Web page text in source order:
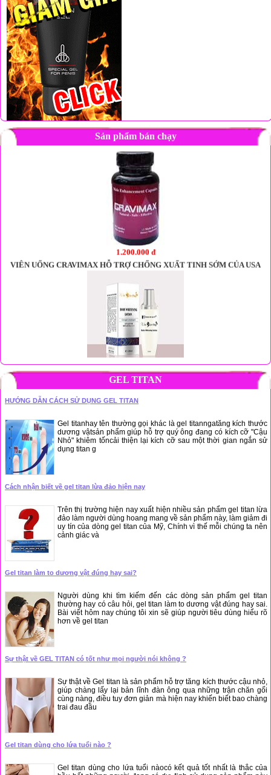
Sản phẩm bán chạy
1.200.000 đ
VIÊN UỐNG CRAVIMAX HỖ TRỢ CHỐNG XUẤT TINH SỚM CỦA USA
480.000 đ
Kem dưỡng trắng da toàn thân ban ngày Korian Beauty - Win’skin Day
GEL TITAN
HƯỚNG DẪN CÁCH SỬ DỤNG GEL TITAN
Gel titanhay tên thường gọi khác là gel titanngatăng kích thước
dương vậtsản phẩm giúp hỗ trợ quý ông đang có kích cỡ "Cậu
Nhỏ" khiêm tốncải thiện lại kích cỡ sau một thời gian ngắn sử
dụng titan g
Cách nhận biết về gel titan lừa đảo hiện nay
Trên thị trường hiện nay xuất hiện nhiều sản phẩm gel titan lừa
đảo làm người dùng hoang mang về sản phẩm này, làm giảm đi
uy tín của dòng gel titan của Mỹ, Chính vì thế mỗi chúng ta nên
cảnh giác và
Gel titan làm to dương vật đúng hay sai?
Người dùng khi tìm kiếm đến các dòng sản phẩm gel titan
thường hay có câu hỏi, gel titan làm to dương vật đúng hay sai.
Bài viết hôm nay chúng tôi xin sẽ giúp người tiêu dùng hiểu rõ
hơn về gel titan
Sự thật về GEL TITAN có tốt như mọi người nói không ?
Sự thật về Gel titan là sản phẩm hỗ trợ tăng kích thước cậu nhỏ,
giúp chàng lấy lại bản lĩnh đàn ông qua những trận chăn gối
cùng nàng, điều tuy đơn giản mà hiện nay khiến biết bao chàng
trai đau đầu
Gel titan dùng cho lứa tuổi nào ?
Gel titan dùng cho lứa tuổi nàocó kết quả tốt nhất là thắc của